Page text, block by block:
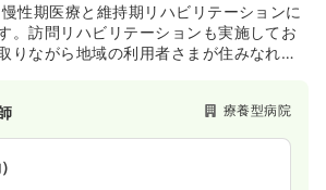
性期医療と維持期リハビリテーションに
。訪問リハビリテーションも実施してお
りながら地域の利用者さまが住みなれた
療養型病院